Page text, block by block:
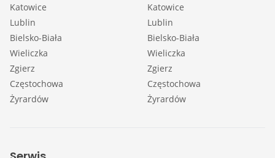
Katowice
Lublin
Bielsko-Biała
Wieliczka
Zgierz
Częstochowa
Żyrardów
Katowice
Lublin
Bielsko-Biała
Wieliczka
Zgierz
Częstochowa
Żyrardów